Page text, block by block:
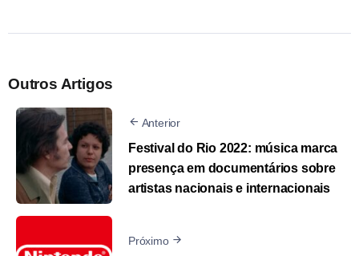
Outros Artigos
Anterior
Festival do Rio 2022: música marca
presença em documentários sobre
artistas nacionais e internacionais
Próximo